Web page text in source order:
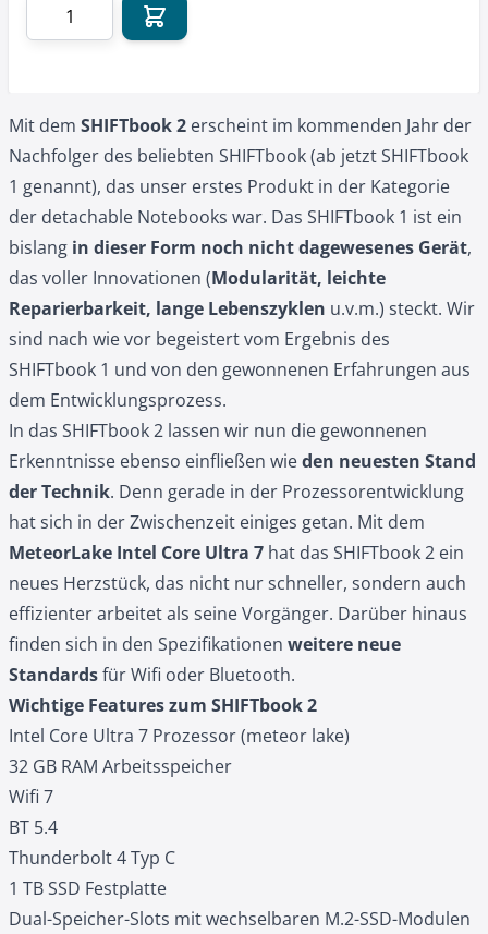
Mit dem SHIFTbook 2 erscheint im kommenden Jahr der
Nachfolger des beliebten SHIFTbook (ab jetzt SHIFTbook
1 genannt), das unser erstes Produkt in der Kategorie
der detachable Notebooks war. Das SHIFTbook 1 ist ein
bislang in dieser Form noch nicht dagewesenes Gerät,
das voller Innovationen (Modularität, leichte
Reparierbarkeit, lange Lebenszyklen u.v.m.) steckt. Wir
sind nach wie vor begeistert vom Ergebnis des
SHIFTbook 1 und von den gewonnenen Erfahrungen aus
dem Entwicklungsprozess.
In das SHIFTbook 2 lassen wir nun die gewonnenen
Erkenntnisse ebenso einfließen wieden neuesten Stand
der Technik. Denn gerade in der Prozessorentwicklung
hat sich in der Zwischenzeit einiges getan. Mit dem
MeteorLake Intel Core Ultra 7 hat das SHIFTbook 2 ein
neues Herzstück, das nicht nur schneller, sondern auch
effizienter arbeitet als seine Vorgänger. Darüber hinaus
finden sich in den Spezifikationen weitere neue
Standardsfür Wifi oder Bluetooth.
Wichtige Features zum SHIFTbook 2
Intel Core Ultra 7 Prozessor (meteor lake)
32 GB RAM Arbeitsspeicher
Wifi 7
BT 5.4
Thunderbolt 4 Typ C
1 TB SSD Festplatte
Dual-Speicher-Slots mit wechselbaren M.2-SSD-Modulen